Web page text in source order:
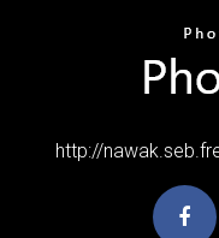
http://